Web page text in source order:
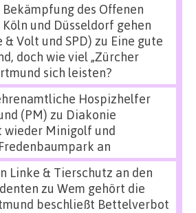
des Offenen
und Düsseldorf gehen
Volt und SPD) zu Eine gute
doch wie viel „Zürcher
sich leisten?
Hospizhelfer
(PM) zu Diakonie
Minigolf und
an
Linke & Tierschutz an den
zu Wem gehört die
beschließt Bettelverbot